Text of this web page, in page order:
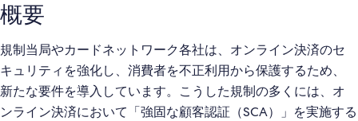
概要
規制当局やカードネットワーク各社は、オンライン決済のセ
キュリティを強化し、消費者を不正利用から保護するため、
新たな要件を導入しています。こうした規制の多くには、オ
ンライン決済において「強固な顧客認証（SCA）」を実施する